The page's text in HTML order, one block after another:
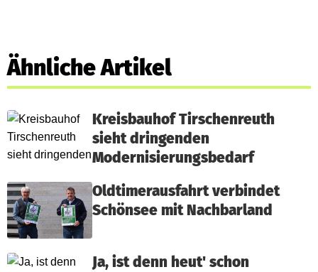
Ähnliche Artikel
Kreisbauhof Tirschenreuth
sieht dringenden
Modernisierungsbedarf
Oldtimerausfahrt verbindet
Schönsee mit Nachbarland
Ja, ist denn heut' schon